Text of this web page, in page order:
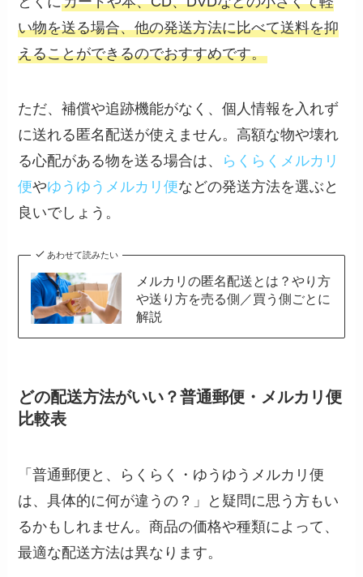
い物を送る場合、他の発送方法に比べて送料を抑
えることができるのでおすすめです。
ただ、補償や追跡機能がなく、個人情報を入れず
に送れる匿名配送が使えません。高額な物や壊れ
る心配がある物を送る場合は、
らくらくメルカリ
便やゆうゆうメルカリ便などの発送方法を選ぶと
良いでしょう。
あわせて読みたい
メルカリの匿名配送とは？やり方
や送り方を売る側／買う側ごとに
解説
どの配送方法がいい？普通郵便・メルカリ便
比較表
「普通郵便と、らくらく・ゆうゆうメルカリ便
は、具体的に何が違うの？」と疑問に思う方もい
るかもしれません。商品の価格や種類によって、
最適な配送方法は異なります。